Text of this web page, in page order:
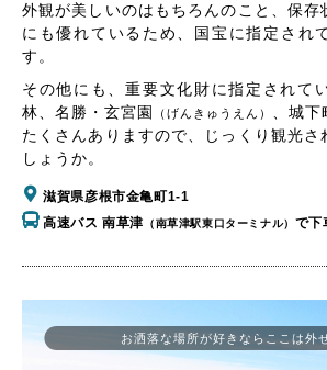
外観が美しいのはもちろんのこと、保存
にも優れているため、国宝に指定され
す。
その他にも、重要文化財に指定されて
林、名勝・玄宮園
（げんきゅうえん）
、城
たくさんありますので、じっくり観光さ
しょうか。
滋賀県彦根市金亀町1-1
高速バス 南草津 （南草津駅東口ターミナル） で下
お洒落な場所が好きならここは外